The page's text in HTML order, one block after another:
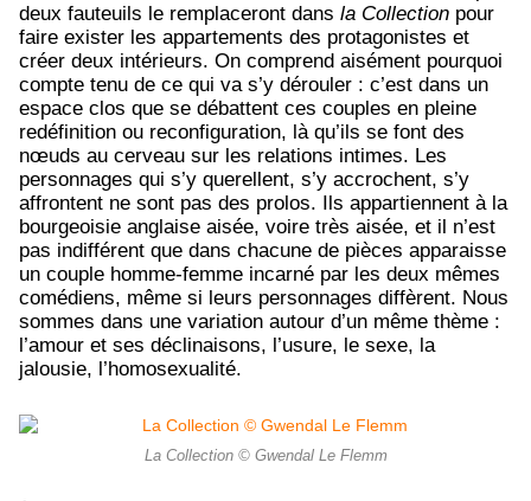
deux fauteuils le remplaceront dans la Collection pour
faire exister les appartements des protagonistes et
créer deux intérieurs. On comprend aisément pourquoi
compte tenu de ce qui va s’y dérouler : c’est dans un
espace clos que se débattent ces couples en pleine
redéfinition ou reconfiguration, là qu’ils se font des
nœuds au cerveau sur les relations intimes. Les
personnages qui s’y querellent, s’y accrochent, s’y
affrontent ne sont pas des prolos. Ils appartiennent à la
bourgeoisie anglaise aisée, voire très aisée, et il n’est
pas indifférent que dans chacune de pièces apparaisse
un couple homme-femme incarné par les deux mêmes
comédiens, même si leurs personnages diffèrent. Nous
sommes dans une variation autour d’un même thème :
l’amour et ses déclinaisons, l’usure, le sexe, la
jalousie, l’homosexualité.
La Collection © Gwendal Le Flemm